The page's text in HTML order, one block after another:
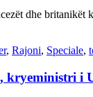
dhe
, Rajoni, Speciale,
i